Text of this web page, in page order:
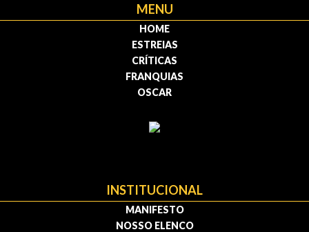
MENU
HOME
ESTREIAS
CRÍTICAS
FRANQUIAS
OSCAR
INSTITUCIONAL
MANIFESTO
NOSSO ELENCO